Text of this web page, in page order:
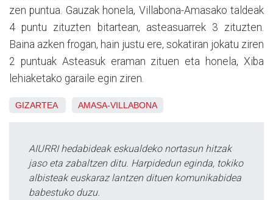
zen puntua. Gauzak honela, Villabona-Amasako taldeak
4 puntu zituzten bitartean, asteasuarrek 3 zituzten.
Baina azken frogan, hain justu ere, sokatiran jokatu ziren
2 puntuak Asteasuk eraman zituen eta honela, Xiba
lehiaketako garaile egin ziren.
GIZARTEA AMASA-VILLABONA
AIURRI hedabideak eskualdeko nortasun hitzak
jaso eta zabaltzen ditu. Harpidedun eginda, tokiko
albisteak euskaraz lantzen dituen komunikabidea
babestuko duzu.